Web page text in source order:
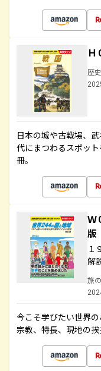
歴
日本の城や古戦場、
代にまつわるスポッ
冊。
Ｗ
版
１
解
旅
今こそ学びたい世界
宗教、特長、現地の